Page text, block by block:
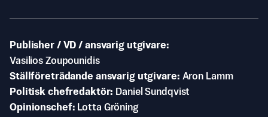
Publisher / VD / ansvarig utgivare
Vasilios Zoupounidis
Ställföreträdande ansvarig utgivare Aron Lamm
Politisk chefredaktör
Daniel Sundqvist
Opinionschef
Lotta Gröning